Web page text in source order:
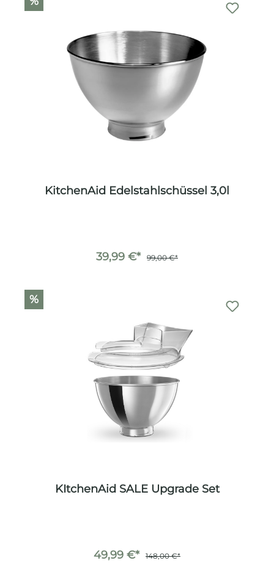
KitchenAid Edelstahlschüssel 3,0l
39,99 €* 99,00 €*
%
KItchenAid SALE Upgrade Set
49,99 €* 148,00 €*